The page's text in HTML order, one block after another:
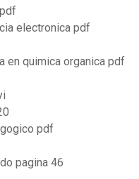
electronica pdf
en quimica organica pdf
pdf
pagina 46